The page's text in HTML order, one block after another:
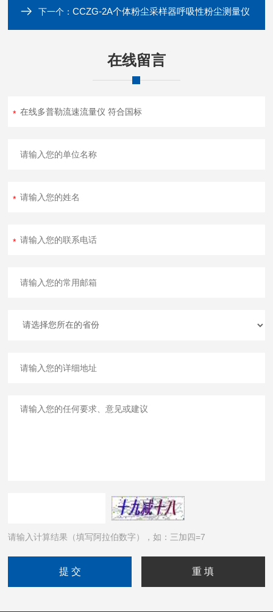
下一个：CCZG-2A个体粉尘采样器呼吸性粉尘测量仪
在线留言
请输入计算结果（填写阿拉伯数字），如：三加四=7